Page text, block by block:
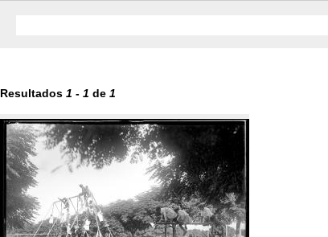
Resultados 1 - 1 de 1